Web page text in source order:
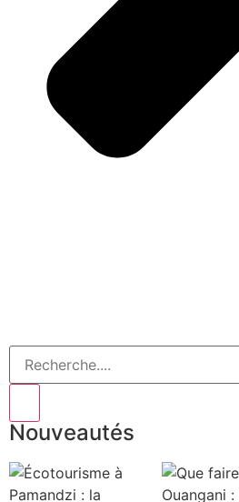
Nouveautés